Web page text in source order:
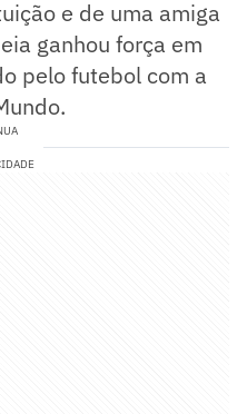
e de uma amiga
ganhou força em
pelo futebol com a